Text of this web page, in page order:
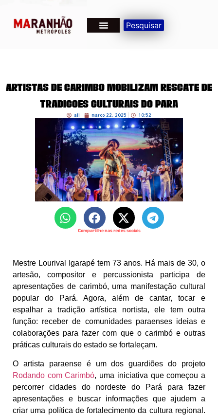
Pesquisar
Artistas de Carimbó mobilizam resgate de
tradições culturais do Pará
all março 22, 2025 10:52
Compartilhe nas redes sociais
Mestre Lourival Igarapé tem 73 anos. Há mais de 30, o
artesão, compositor e percussionista participa de
apresentações de carimbó, uma manifestação cultural
popular do Pará. Agora, além de cantar, tocar e
espalhar a tradição artística nortista, ele tem outra
função: receber de comunidades paraenses ideias e
colaborações para fazer com que o carimbó e outras
práticas culturais do estado se fortaleçam.
O artista paraense é um dos guardiões do projeto
Rodando com Carimbó, uma iniciativa que começou a
percorrer cidades do nordeste do Pará para fazer
apresentações e buscar informações que ajudem a
criar uma política de fortalecimento da cultura regional.